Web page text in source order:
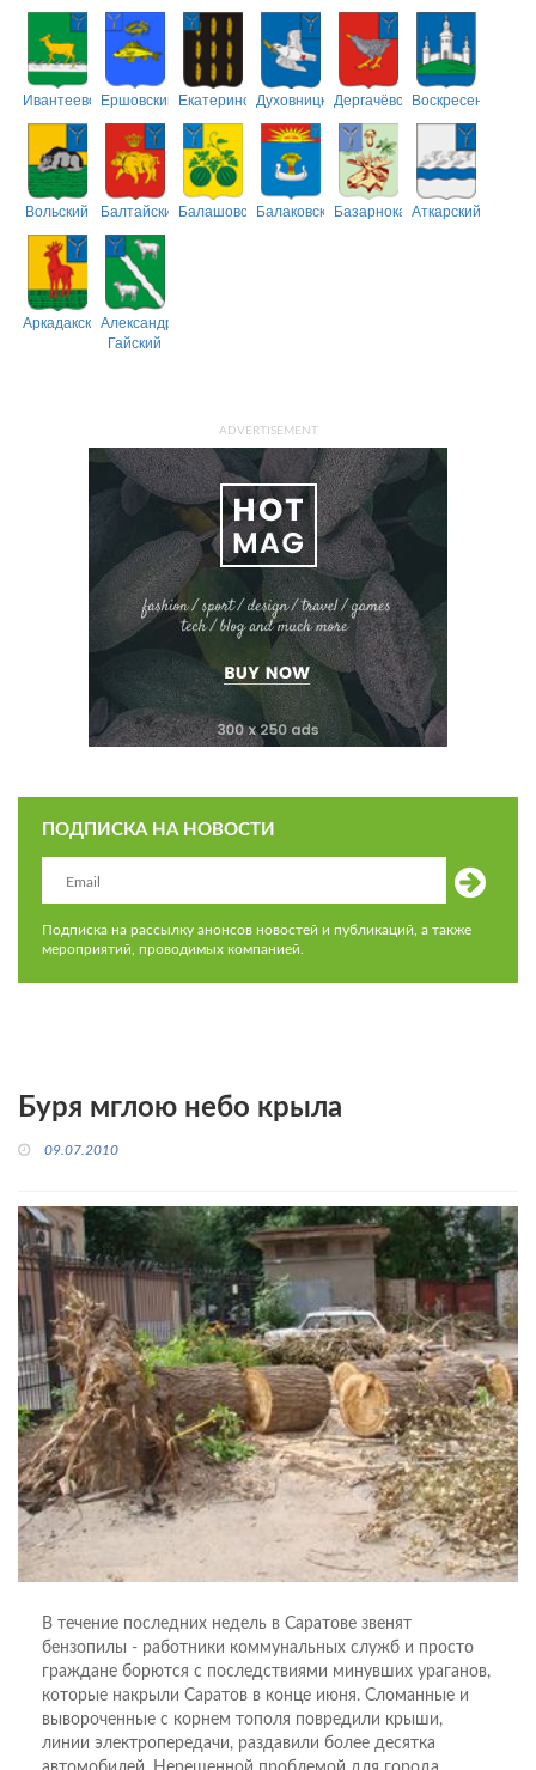
ИвантеевскийЕршовский ЕкатериновскийДуховницкийДергачёвскийВоскресенский
Вольский БалтайскийБалашовскийБалаковскийБазарнокарабулакский
Аткарский
АркадакскийАлександрово-
Гайский
ADVERTISEMENT
ПОДПИСКА НА НОВОСТИ
Подписка на рассылку анонсов новостей и публикаций, а также
мероприятий, проводимых компанией.
Буря мглою небо крыла
09.07.2010
В течение последних недель в Саратове звенят
бензопилы - работники коммунальных служб и просто
граждане борются с последствиями минувших ураганов,
которые накрыли Саратов в конце июня. Сломанные и
вывороченные с корнем тополя повредили крыши,
линии электропередачи, раздавили более десятка